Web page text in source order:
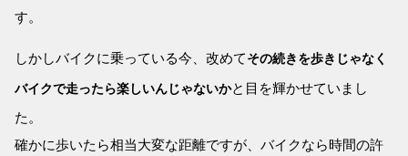
す。
しかしバイクに乗っている今、改めてその続きを歩きじゃなく
バイクで走ったら楽しいんじゃないかと目を輝かせていまし
た。
確かに歩いたら相当大変な距離ですが、バイクなら時間の許